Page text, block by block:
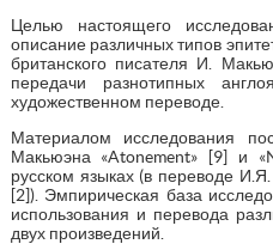
Целью настоящего
описание различных типов
британского писателя И.
передачи разнотипных
художественном переводе.
Материалом исследования
Макьюэна «Atonement» [9] и
русском языках (в переводе
[2]). Эмпирическая база
использования и перевода
двух произведений.